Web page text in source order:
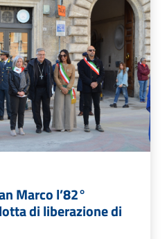
Marco l’82°
di liberazione di